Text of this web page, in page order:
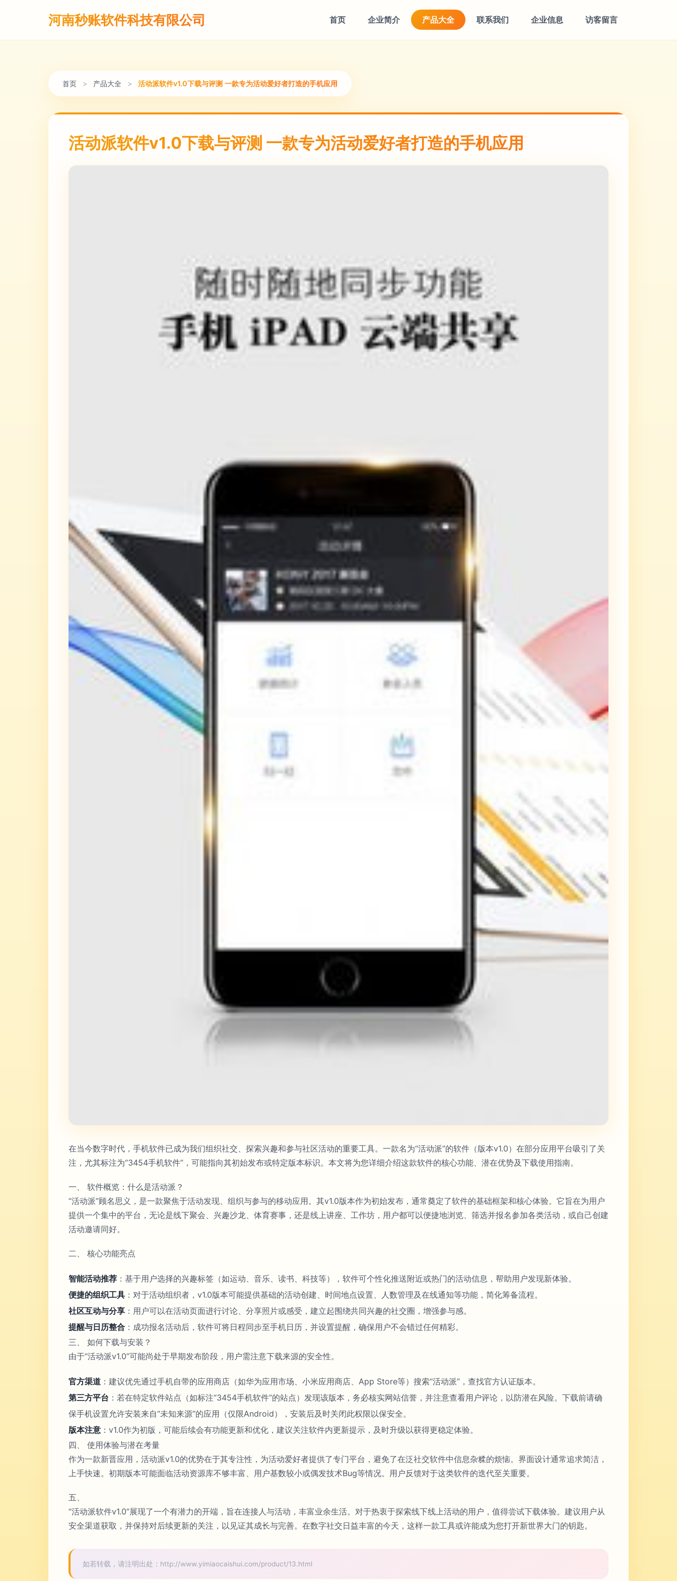
河南秒账软件科技有限公司 首页 企业简介 产品大全 联系我们 企业信息 访客留言
首页 > 产品大全 > 活动派软件v1.0下载与评测 一款专为活动爱好者打造的手机应用
活动派软件v1.0下载与评测 一款专为活动爱好者打造的手机应用
在当今数字时代，手机软件已成为我们组织社交、探索兴趣和参与社区活动的重要工具。一款名为“活动派”的软件（版本v1.0）在部分应用平台吸引了关
注，尤其标注为“3454手机软件”，可能指向其初始发布或特定版本标识。本文将为您详细介绍这款软件的核心功能、潜在优势及下载使用指南。
一、 软件概览：什么是活动派？
“活动派”顾名思义，是一款聚焦于活动发现、组织与参与的移动应用。其v1.0版本作为初始发布，通常奠定了软件的基础框架和核心体验。它旨在为用户
提供一个集中的平台，无论是线下聚会、兴趣沙龙、体育赛事，还是线上讲座、工作坊，用户都可以便捷地浏览、筛选并报名参加各类活动，或自己创建
活动邀请同好。
二、 核心功能亮点
智能活动推荐 ：基于用户选择的兴趣标签（如运动、音乐、读书、科技等），软件可个性化推送附近或热门的活动信息，帮助用户发现新体验。
便捷的组织工具 ：对于活动组织者，v1.0版本可能提供基础的活动创建、时间地点设置、人数管理及在线通知等功能，简化筹备流程。
社区互动与分享 ：用户可以在活动页面进行讨论、分享照片或感受，建立起围绕共同兴趣的社交圈，增强参与感。
提醒与日历整合 ：成功报名活动后，软件可将日程同步至手机日历，并设置提醒，确保用户不会错过任何精彩。
三、 如何下载与安装？
由于“活动派v1.0”可能尚处于早期发布阶段，用户需注意下载来源的安全性。
官方渠道 ：建议优先通过手机自带的应用商店（如华为应用市场、小米应用商店、App Store等）搜索“活动派”，查找官方认证版本。
第三方平台 ：若在特定软件站点（如标注“3454手机软件”的站点）发现该版本，务必核实网站信誉，并注意查看用户评论，以防潜在风险。下载前请确
保手机设置允许安装来自“未知来源”的应用（仅限Android），安装后及时关闭此权限以保安全。
版本注意 ：v1.0作为初版，可能后续会有功能更新和优化，建议关注软件内更新提示，及时升级以获得更稳定体验。
四、 使用体验与潜在考量
作为一款新晋应用，活动派v1.0的优势在于其专注性，为活动爱好者提供了专门平台，避免了在泛社交软件中信息杂糅的烦恼。界面设计通常追求简洁，
上手快速。初期版本可能面临活动资源库不够丰富、用户基数较小或偶发技术Bug等情况。用户反馈对于这类软件的迭代至关重要。
五、
“活动派软件v1.0”展现了一个有潜力的开端，旨在连接人与活动，丰富业余生活。对于热衷于探索线下线上活动的用户，值得尝试下载体验。建议用户从
安全渠道获取，并保持对后续更新的关注，以见证其成长与完善。在数字社交日益丰富的今天，这样一款工具或许能成为您打开新世界大门的钥匙。
如若转载，请注明出处：http://www.yimiaocaishui.com/product/13.html